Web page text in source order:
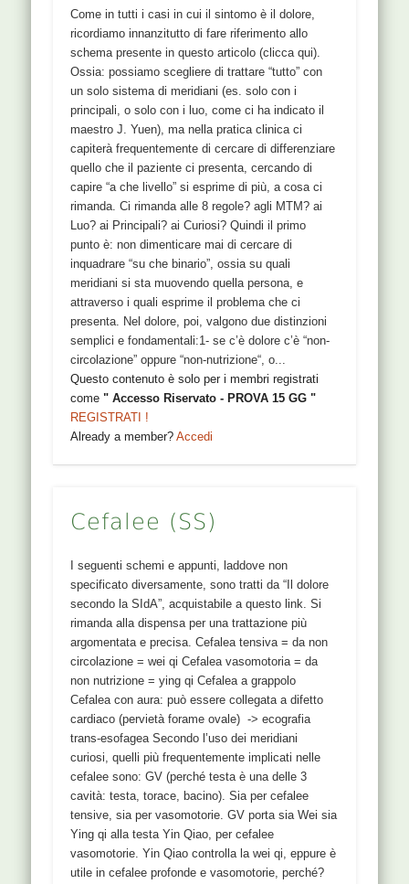
Come in tutti i casi in cui il sintomo è il dolore,
ricordiamo innanzitutto di fare riferimento allo
schema presente in questo articolo (clicca qui).
Ossia: possiamo scegliere di trattare “tutto” con
un solo sistema di meridiani (es. solo con i
principali, o solo con i luo, come ci ha indicato il
maestro J. Yuen), ma nella pratica clinica ci
capiterà frequentemente di cercare di differenziare
quello che il paziente ci presenta, cercando di
capire “a che livello” si esprime di più, a cosa ci
rimanda. Ci rimanda alle 8 regole? agli MTM? ai
Luo? ai Principali? ai Curiosi? Quindi il primo
punto è: non dimenticare mai di cercare di
inquadrare “su che binario”, ossia su quali
meridiani si sta muovendo quella persona, e
attraverso i quali esprime il problema che ci
presenta. Nel dolore, poi, valgono due distinzioni
semplici e fondamentali:1- se c’è dolore c’è “non-
circolazione” oppure “non-nutrizione“, o...
Questo contenuto è solo per i membri registrati
come" Accesso Riservato - PROVA 15 GG "
REGISTRATI !
Already a member?Accedi
Cefalee (SS)
I seguenti schemi e appunti, laddove non
specificato diversamente, sono tratti da “Il dolore
secondo la SIdA”, acquistabile a questo link. Si
rimanda alla dispensa per una trattazione più
argomentata e precisa. Cefalea tensiva = da non
circolazione = wei qi Cefalea vasomotoria = da
non nutrizione = ying qi Cefalea a grappolo
Cefalea con aura: può essere collegata a difetto
cardiaco (pervietà forame ovale) -> ecografia
trans-esofagea Secondo l’uso dei meridiani
curiosi, quelli più frequentemente implicati nelle
cefalee sono: GV (perché testa è una delle 3
cavità: testa, torace, bacino). Sia per cefalee
tensive, sia per vasomotorie. GV porta sia Wei sia
Ying qi alla testa Yin Qiao, per cefalee
vasomotorie. Yin Qiao controlla la wei qi, eppure è
utile in cefalee profonde e vasomotorie, perché?